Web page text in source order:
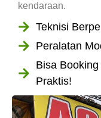
kendaraan.
Teknisi
Peralatan
Bisa
Praktis!